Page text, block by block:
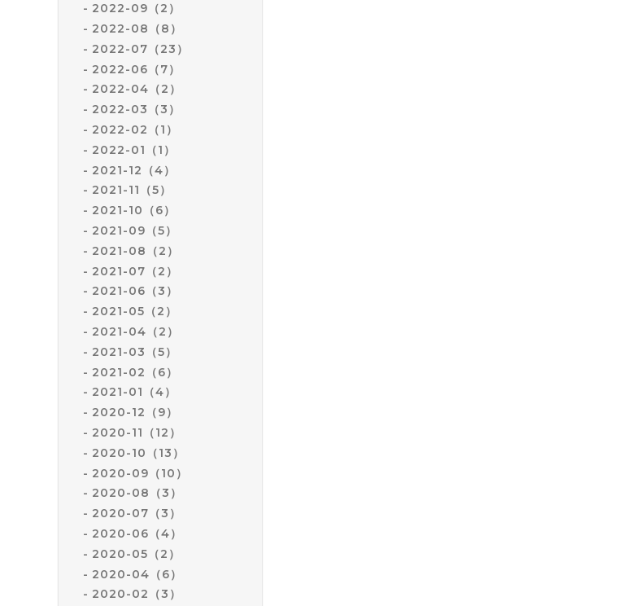
2022-09（2）
2022-08（8）
2022-07（23）
2022-06（7）
2022-04（2）
2022-03（3）
2022-02（1）
2022-01（1）
2021-12（4）
2021-11（5）
2021-10（6）
2021-09（5）
2021-08（2）
2021-07（2）
2021-06（3）
2021-05（2）
2021-04（2）
2021-03（5）
2021-02（6）
2021-01（4）
2020-12（9）
2020-11（12）
2020-10（13）
2020-09（10）
2020-08（3）
2020-07（3）
2020-06（4）
2020-05（2）
2020-04（6）
2020-02（3）